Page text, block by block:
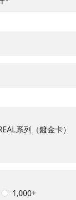
系列（鍍金卡）
1,000+